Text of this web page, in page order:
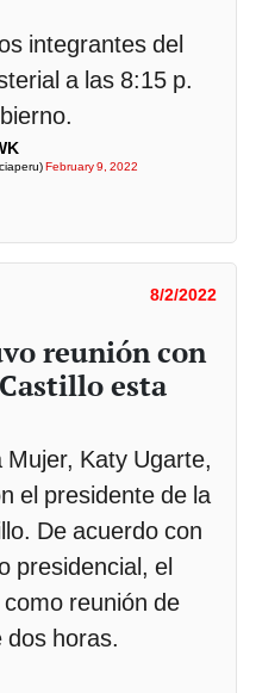
integrantes del
a las 8:15 p.
February 9, 2022
8/2/2022
reunión con
esta
Katy Ugarte,
el presidente de la
De acuerdo con
presidencial, el
reunión de
dos horas.